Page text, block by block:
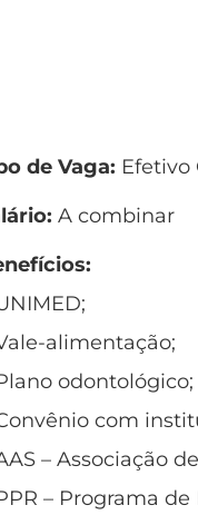
de Vaga: Efetivo
A combinar
alimentação;
odontológico;
com
– Associação
– Programa